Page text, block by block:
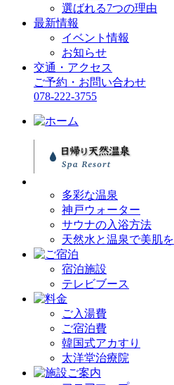
選ばれる7つの理由
最新情報
イベント情報
お知らせ
交通・アクセス
ご予約・お問い合わせ
078-222-3755
多彩な温泉
神戸ウォーター
サウナの入浴方法
天然水と温泉で美肌を
宿泊施設
テレビブース
ご入湯費
ご宿泊費
韓国式アカすり
太洋堂治療院